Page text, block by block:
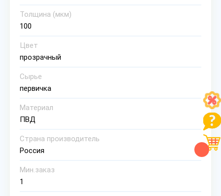
Толщина (мкм)
100
Цвет
прозрачный
Сырье
первичка
Материал
ПВД
Страна производитель
Россия
Мин.заказ
1